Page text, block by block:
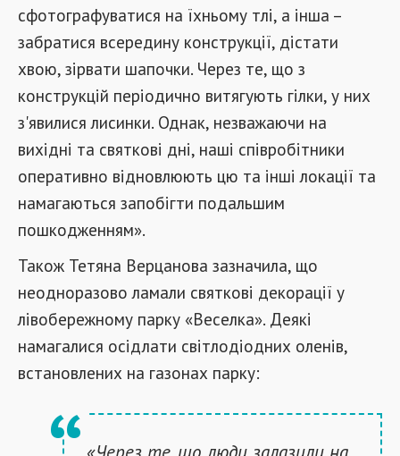
сфотографуватися на їхньому тлі, а інша –
забратися всередину конструкції, дістати
хвою, зірвати шапочки. Через те, що з
конструкцій періодично витягують гілки, у них
з'явилися лисинки. Однак, незважаючи на
вихідні та святкові дні, наші співробітники
оперативно відновлюють цю та інші локації та
намагаються запобігти подальшим
пошкодженням».
Також Тетяна Верцанова зазначила, що
неодноразово ламали святкові декорації у
лівобережному парку «Веселка». Деякі
намагалися осідлати світлодіодних оленів,
встановлених на газонах парку: